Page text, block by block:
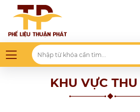
KHU VỰC